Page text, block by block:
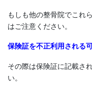
もしも他の整骨院でこれ
はご注意ください。
保険証を不正利用される
その際は保険証に記載さ
い。